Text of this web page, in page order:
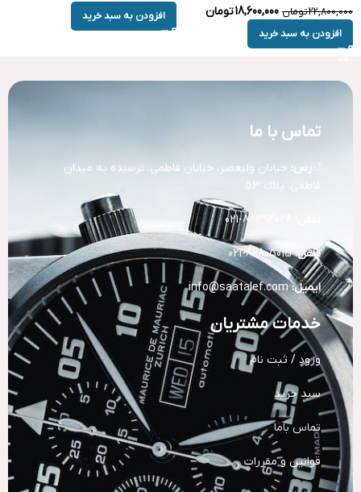
22,800,000تومان 18,600,000تومان
افزودن به سبد خرید
افزودن به سبد خرید
تماس با ما
رس: خیابان ولیعصر، خیابان فاطمی، نرسیده به میدان
فاطمی، پلاک 53
تلفن:82805015-021
ایمیل: info@saatalef.com
خدمات مشتریان
ورود / ثبت نام
سبد خرید
تماس باما
قوانین و مقررات